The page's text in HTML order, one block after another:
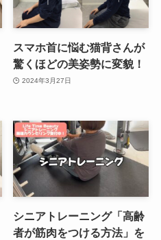
スマホ首に悩む猫背さんが
驚くほどの美姿勢に変貌！
2024年3月27日
シニアトレーニング「高齢
者が筋肉をつける方法」を